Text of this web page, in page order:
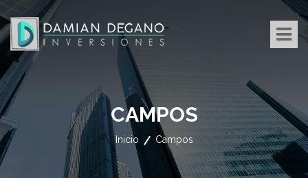
CAMPOS
Inicio Campos